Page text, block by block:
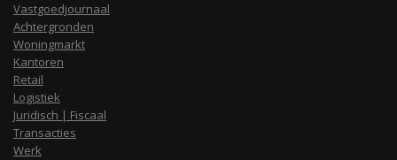
Vastgoedjournaal
Achtergronden
Woningmarkt
Kantoren
Retail
Logistiek
Juridisch | Fiscaal
Transacties
Werk